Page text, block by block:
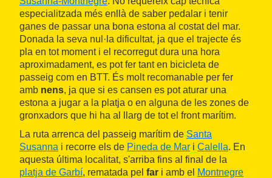
especialitzada més enllà de saber pedalar i tenir
ganes de passar una bona estona al costat del mar.
Donada la seva nul·la dificultat, ja que el trajecte és
pla en tot moment i el recorregut dura una hora
aproximadament, es pot fer tant en bicicleta de
passeig com en BTT. És molt recomanable per fer
amb nens, ja que si es cansen es pot aturar una
estona a jugar a la platja o en alguna de les zones de
gronxadors que hi ha al llarg de tot el front marítim.
La ruta arrenca del passeig marítim de Santa
Susanna i recorre els de Pineda de Mar i Calella. En
aquesta última localitat, s'arriba fins al final de la
platja de Garbí, rematada pel far i amb el Montnegre